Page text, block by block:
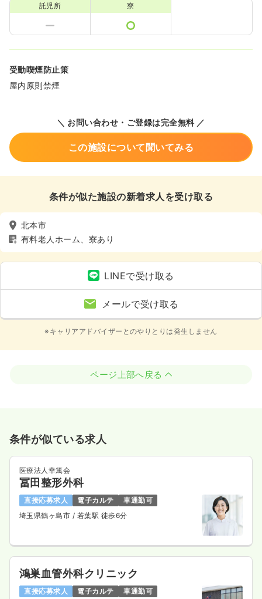
託児所 寮
受動喫煙防止策
屋内原則禁煙
＼ お問い合わせ・ご登録は完全無料 ／
この施設について聞いてみる
条件が似た施設の新着求人を受け取る
北本市
有料老人ホーム、寮あり
LINEで受け取る
メールで受け取る
※キャリアアドバイザーとのやりとりは発生しません
ページ上部へ戻る
条件が似ている求人
医療法人幸篤会
冨田整形外科
直接応募求人 電子カルテ
車通勤可
埼玉県鶴ヶ島市 / 若葉駅 徒歩6分
鴻巣血管外科クリニック
直接応募求人 電子カルテ
車通勤可